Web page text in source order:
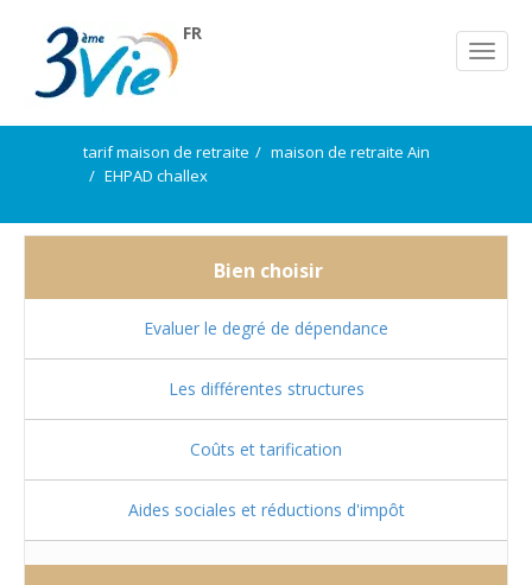
FR
tarif maison de retraite
maison de retraite Ain
EHPAD challex
Bien choisir
Evaluer le degré de dépendance
Les différentes structures
Coûts et tarification
Aides sociales et réductions d'impôt